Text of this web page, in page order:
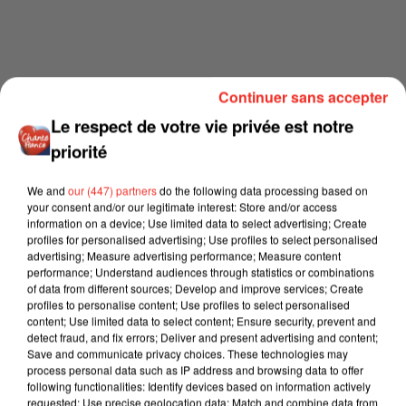
Le respect de votre vie privée est notre
priorité
We and our (447) partnersdo the following data processing based on
your consent and/or our legitimate interest: Store and/or access
information on a device; Use limited data to select advertising; Create
profiles for personalised advertising; Use profiles to select personalised
advertising; Measure advertising performance; Measure content
performance; Understand audiences through statistics or combinations
of data from different sources; Develop and improve services; Create
profiles to personalise content; Use profiles to select personalised
content; Use limited data to select content; Ensure security, prevent and
detect fraud, and fix errors; Deliver and present advertising and content;
Save and communicate privacy choices. These technologies may
process personal data such as IP address and browsing data to offer
following functionalities: Identify devices based on information actively
requested; Use precise geolocation data; Match and combine data from
Continuer sans accepter